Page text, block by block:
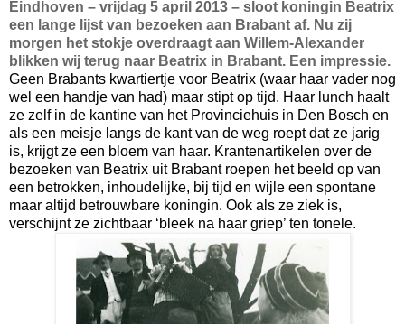
Eindhoven – vrijdag 5 april 2013 – sloot koningin Beatrix
een lange lijst van bezoeken aan Brabant af. Nu zij
morgen het stokje overdraagt aan Willem-Alexander
blikken wij terug naar Beatrix in Brabant. Een impressie.
Geen Brabants kwartiertje voor Beatrix (waar haar vader nog
wel een handje van had) maar stipt op tijd. Haar lunch haalt
ze zelf in de kantine van het Provinciehuis in Den Bosch en
als een meisje langs de kant van de weg roept dat ze jarig
is, krijgt ze een bloem van haar. Krantenartikelen over de
bezoeken van Beatrix uit Brabant roepen het beeld op van
een betrokken, inhoudelijke, bij tijd en wijle een spontane
maar altijd betrouwbare koningin. Ook als ze ziek is,
verschijnt ze zichtbaar ‘bleek na haar griep’ ten tonele.